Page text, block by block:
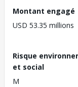
Montant engagé
USD 53.35 millions
Risque
et social
M